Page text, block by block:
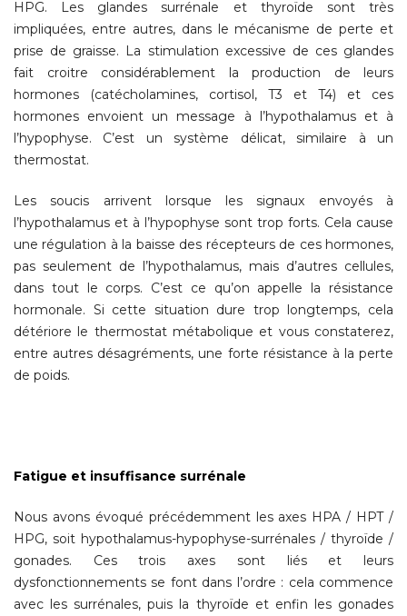
HPG. Les glandes surrénale et thyroïde sont très
impliquées, entre autres, dans le mécanisme de perte et
prise de graisse. La stimulation excessive de ces glandes
fait croitre considérablement la production de leurs
hormones (catécholamines, cortisol, T3 et T4) et ces
hormones envoient un message à l’hypothalamus et à
l’hypophyse. C’est un système délicat, similaire à un
thermostat.
Les soucis arrivent lorsque les signaux envoyés à
l’hypothalamus et à l’hypophyse sont trop forts. Cela cause
une régulation à la baisse des récepteurs de ces hormones,
pas seulement de l’hypothalamus, mais d’autres cellules,
dans tout le corps. C’est ce qu’on appelle la résistance
hormonale. Si cette situation dure trop longtemps, cela
détériore le thermostat métabolique et vous constaterez,
entre autres désagréments, une forte résistance à la perte
de poids.
Fatigue et insuffisance surrénale
Nous avons évoqué précédemment les axes HPA / HPT /
HPG, soit hypothalamus-hypophyse-surrénales / thyroïde /
gonades. Ces trois axes sont liés et leurs
dysfonctionnements se font dans l’ordre : cela commence
avec les surrénales, puis la thyroïde et enfin les gonades